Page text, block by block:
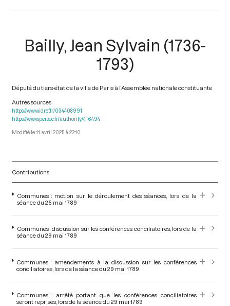
Bailly, Jean Sylvain (1736-
1793)
Député du tiers-état de la ville de Paris à l'Assemblée nationale constituante
Autres sources
https://www.idref.fr/034408991
https://www.persee.fr/authority/416494
11 avril 2025 à 22:10
Contributions
Communes : motion sur le déroulement des séances, lors de la
séance du 25 mai 1789
Communes : discussion sur les conférences conciliatoires, lors de la
séance du 29 mai 1789
Communes : amendements à la discussion sur les conférences
conciliatoires, lors de la séance du 29 mai 1789
Communes : arrêté portant que les conférences conciliatoires
seront reprises, lors de la séance du 29 mai 1789